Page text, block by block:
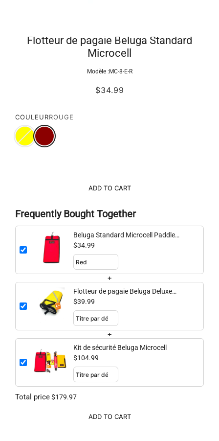
Flotteur de pagaie Beluga Standard
Microcell
Modèle : MC-8-E-R
$34.99
COULEURROUGE
ADD TO CART
Frequently Bought Together
Beluga Standard Microcell Paddle
Float
$34.99
+
Flotteur de pagaie Beluga Deluxe
Microcell
$39.99
+
Kit de sécurité Beluga Microcell
$104.99
Total price$179.97
ADD TO CART